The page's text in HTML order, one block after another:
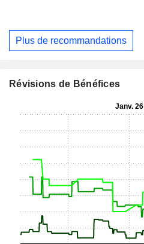
Plus de recommandations
Révisions de Bénéfices